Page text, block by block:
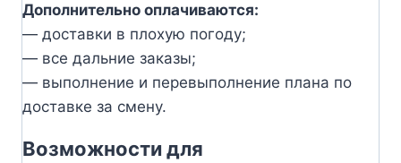
Дополнительно оплачиваются:
— доставки в плохую погоду;
— все дальние заказы;
— выполнение и перевыполнение плана по
доставке за смену.
Возможности для